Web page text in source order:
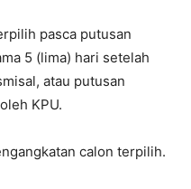
pasca putusan
5 (lima) hari setelah
atau putusan
KPU.
calon terpilih.